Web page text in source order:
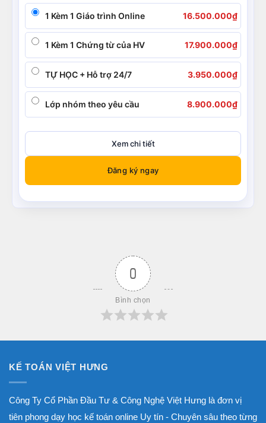
1 Kèm 1 Giáo trình Online 16.500.000₫
1 Kèm 1 Chứng từ của HV 17.900.000₫
TỰ HỌC + Hỗ trợ 24/7 3.950.000₫
Lớp nhóm theo yêu cầu 8.900.000₫
Xem chi tiết
Đăng ký ngay
0
Bình chọn
KẾ TOÁN VIỆT HƯNG
Công Ty Cổ Phần Đầu Tư & Công Nghệ Việt Hưng là đơn vị
tiên phong dạy học kế toán online Uy tín - Chuyên sâu theo từng